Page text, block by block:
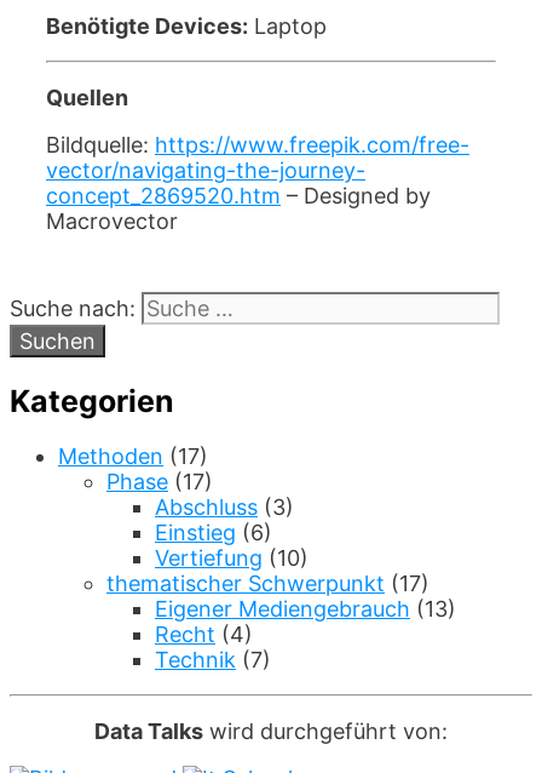
Benötigte Devices: Laptop
Quellen
Bildquelle: https://www.freepik.com/free-
vector/navigating-the-journey-
concept_2869520.htm – Designed by
Macrovector
Suche nach:
Kategorien
Methoden (17)
Phase (17)
Abschluss (3)
Einstieg (6)
Vertiefung (10)
thematischer Schwerpunkt (17)
Eigener Mediengebrauch (13)
Recht (4)
Technik (7)
Data Talks wird durchgeführt von: